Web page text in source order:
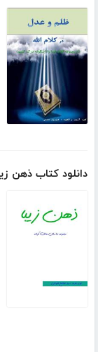
دانلود کتاب ذهن